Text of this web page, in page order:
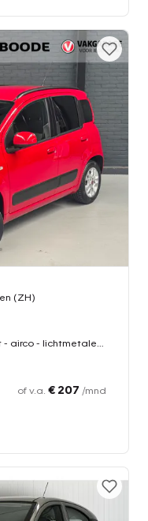
(ZH)
of v.a. € 207 /mnd